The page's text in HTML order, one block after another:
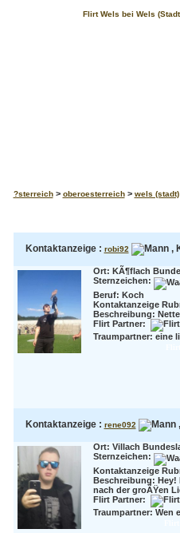
Flirt Wels bei Wels
?sterreich> oberoesterreich> wels (stadt)
Kontaktanzeige : robi92 ,
Ort: KÃ¶flach
Sternzeichen:
Beruf: Koch
Kontaktanzeige
Beschreibung:
Flirt Partner:
Traumpartner: eine
Kontaktanzeige : rene092 ,
Ort: Villach
Sternzeichen:
Kontaktanzeige
Beschreibung: Hey!
nach der groÃŸen
Flirt Partner:
Traumpartner: Wen